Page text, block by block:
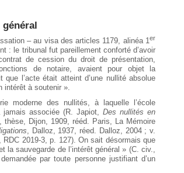
– au visa des articles 1179, alinéa 1er
: le tribunal fut pareillement conforté d’avoir
de cession du droit de présentation,
de notaire, avaient pour objet la
l’acte était atteint d’une nullité absolue
intérêt à soutenir ».
moderne des nullités, à laquelle l’école
associée (R. Japiot, Des nullités en
, thèse, Dijon, 1909, rééd. Paris, La Mémoire
, Dalloz, 1937, réed. Dalloz, 2004 ; v.
2019-3, p. 127). On sait désormais que
la sauvegarde de l’intérêt général » (C. civ.,
par toute personne justifiant d’un